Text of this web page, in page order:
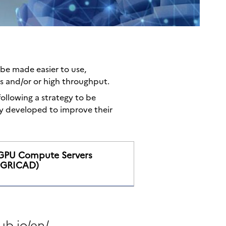
made easier to use,
and/or or high throughput.
a strategy to be
developed to improve their
Compute Servers